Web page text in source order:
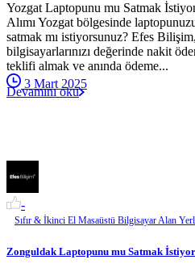
Yozgat Laptopunu mu Satmak
Alımı Yozgat bölgesinde
satmak mı istiyorsunuz? Efes
bilgisayarlarınızı değerinde nakit
teklifi almak ve anında ödeme...
3 Mart 2025
Devamını oku
-
Sıfır & İkinci El Masaüstü Bilgisayar Alan
Zonguldak Laptopunu mu Satmak